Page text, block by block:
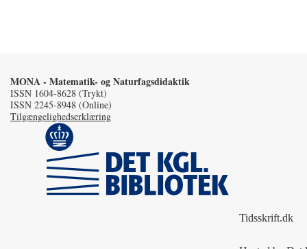
MONA - Matematik- og Naturfagsdidaktik
ISSN 1604-8628 (Trykt)
ISSN 2245-8948 (Online)
Tilgængelighedserklæring